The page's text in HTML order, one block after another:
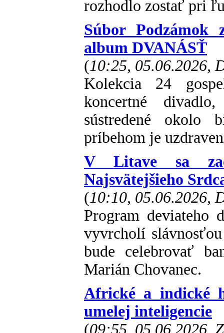
rozhodlo zostať pri
Súbor Podzámok
album DVANÁSŤ
(10:25, 05.06.2026,
Kolekcia 24
koncertné
sústredené okolo
príbehom je
V Litave sa
Najsvätejšieho
(10:10, 05.06.2026,
Program deviateho
vyvrcholí
bude celebrovať
Marián Chovanec.
Africké a indické
umelej inteligencie
(09:55, 05.06.2026,